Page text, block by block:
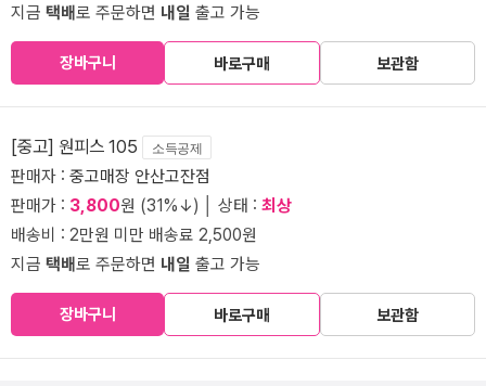
지금 택배로 주문하면 내일 출고 가능
장바구니 바로구매 보관함
[중고] 원피스 105 소득공제
판매자 : 중고매장 안산고잔점
판매가 : 3,800원 (31%↓) │ 상태 : 최상
배송비 : 2만원 미만 배송료 2,500원
지금 택배로 주문하면 내일 출고 가능
장바구니 바로구매 보관함